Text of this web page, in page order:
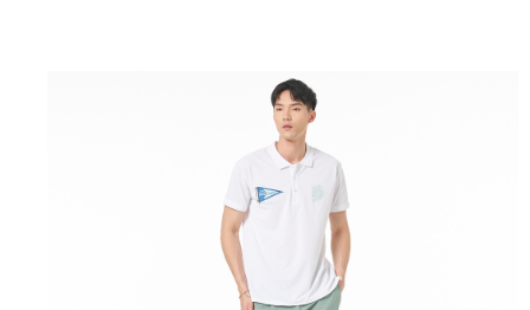
2.透過簡訊連結打開帳單後，可選擇「超商條碼／台灣大直營門市／銀行轉
帳／街口支付／iPASS MONEY」等通路繳費。
1.本服務係由「台灣大哥大股份有限公司」（以下簡稱本公司）所提供，讓
用戶於交易時，得透過本服務購買商品或服務，並由商店將買賣／分期付款
買賣價金債權讓與本公司後，依約使用本公司帳單繳交帳款。
2.基於同意付款使用「大哥付你分期」之契約關係目的，商店將以您的個人
資料（包含姓名、電話或地址）提供予台灣大哥大進項蒐集、處理及利用，
由本公司與您本人進行分期帳單所需資料之確認、核對及更正。
3.完整用戶服務條款，請詳閱以下連結：
https://oppay.tw/userRule
１．於結帳方式選擇「AFTEE先享後付」後，將跳轉至「AFTEE先享後付」
結帳頁面，進行簡訊認證並確認金額後，即可完成結帳。
２．訂單成立數日內，您將收到繳費通知簡訊。
３．收到繳費通知簡訊後14天內，點擊此簡訊中的連結，可透過四大超商／
ATM／網路銀行／等多元方式進行付款，方視為交易完成。
※ 請注意：結帳手續完成當下不需立刻繳費，但若您需要取消訂單，請聯絡
購買商品的店家。未經商家同意取消之訂單仍視為有效，需透過AFTEE先享
※ 交易是否成功請以「AFTEE先享後付 」之結帳頁面顯示為準，若有關於
是否繳費成功／繳費後需取消欲退款等相關疑問，請聯繫「AFTEE先享後付
https://netprotections.freshdesk.com/support/home
每筆NT$80，滿NT$888(含以上)免運費
每筆NT$60，滿NT$3,000(含以上)免運費
每筆NT$60，滿NT$3,000(含以上)免運費